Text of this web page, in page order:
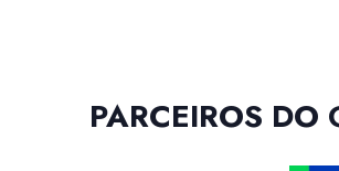
PARCEIROS DO